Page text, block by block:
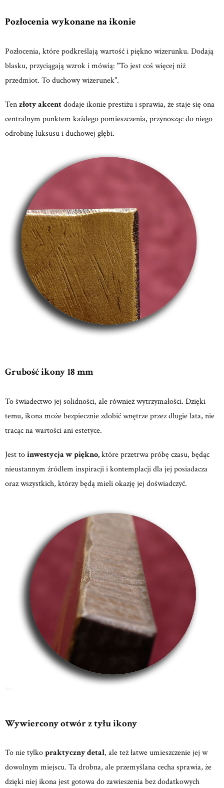
Pozłocenia wykonane na ikonie
Pozłocenia, które podkreślają wartość i piękno wizerunku. Dodają
blasku, przyciągają wzrok i mówią: "To jest coś więcej niż
przedmiot. To duchowy wizerunek".
Tenzłoty akcentdodaje ikonie prestiżu i sprawia, że staje się ona
centralnym punktem każdego pomieszczenia, przynosząc do niego
odrobinę luksusu i duchowej głębi.
Grubość ikony 18 mm
To świadectwo jej solidności, ale również wytrzymałości. Dzięki
temu, ikona może bezpiecznie zdobić wnętrze przez długie lata, nie
tracąc na wartości ani estetyce.
Jest toinwestycja w piękno,które przetrwa próbę czasu, będąc
nieustannym źródłem inspiracji i kontemplacji dla jej posiadacza
oraz wszystkich, którzy będą mieli okazję jej doświadczyć.
Wywiercony otwór z tyłu ikony
To nie tylkopraktyczny detal, ale też łatwe umieszczenie jej w
dowolnym miejscu. Ta drobna, ale przemyślana cecha sprawia, że
dzięki niej ikona jest gotowa do zawieszenia bez dodatkowych